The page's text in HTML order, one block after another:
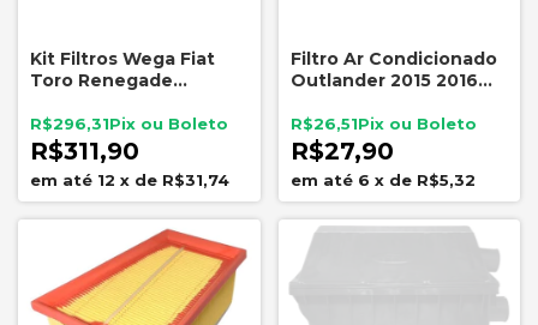
Kit Filtros Wega Fiat
Toro Renegade
WKL142
R$311,90
R$296,31
12 x de R$31,74
Filtro Ar Condicionado
Outlander 2015 2016
R$27,90
R$26,51
6 x de R$5,32